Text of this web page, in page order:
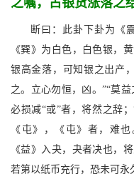
之嘱，占银货涨落之
断曰：此卦下卦为《
《巽》为白色，白色银，
银高金落，可知银之出产
之。立心勿恒，凶。”“莫
必损减“或”者，将然之辞
《屯》，《屯》者，难
《益》入夬，夬者决也，
若第以纸币充行，恐未可永